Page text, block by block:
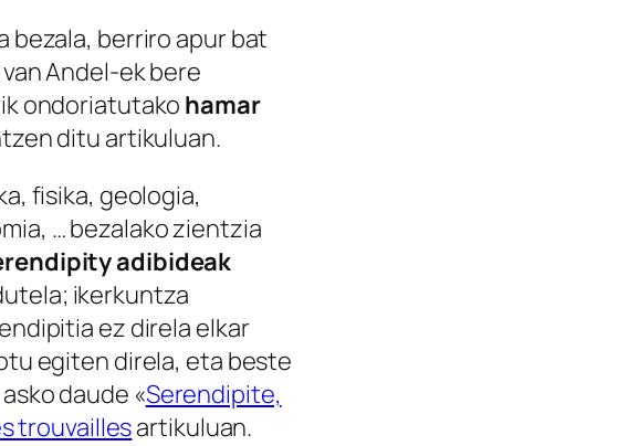
bezala, berriro apur bat
Andel-ek bere
ondoriatutako hamar
ditu artikuluan.
fisika, geologia,
… bezalako zientzia
adibideak
ikerkuntza
ez direla elkar
egiten direla, eta beste
daude «Serendipite,
trouvaillesartikuluan.